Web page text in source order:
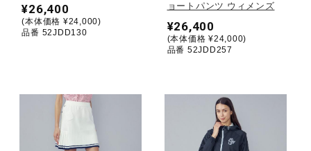
健康／エクササイズ
ジュニア／キッズ
¥26,400
(本体価格 ¥24,000)
品番 52JDD130
ョートパンツ ウィメンズ
¥26,400
(本体価格 ¥24,000)
品番 52JDD257